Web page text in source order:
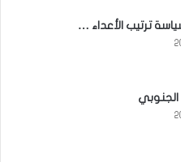
ترتيب الأعداء …